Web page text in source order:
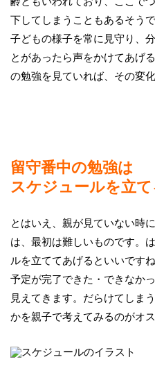
下してしまうこともあるそうで
子どもの様子を常に見守り、
とがあったら声をかけてあげ
の勉強を見ていれば、その変
留守番中の勉強は
スケジュールを立て
とはいえ、親が見ていない時
は、最初は難しいものです。
ルを立ててあげるといいですね
予定が完了できた・できなか
見えてきます。だらけてしま
かを親子で考えてみるのがオス